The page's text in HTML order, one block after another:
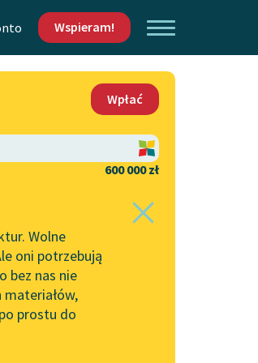
Wspieram!
projekcie
wykorzystania
Lektur
promocyjne
Wpłać
600 000 zł
Wolne
oni potrzebują
bez nas nie
prostu do